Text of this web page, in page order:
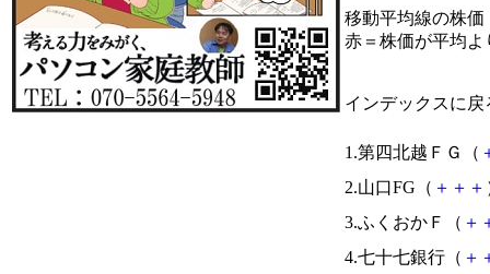
移動平均線の株価
赤＝株価が平均
インデックスに戻
1.第四北越ＦＧ（
2.山口FG（ ＋ ＋ ＋
3.ふくおかＦ（ ＋
4.七十七銀行（ ＋